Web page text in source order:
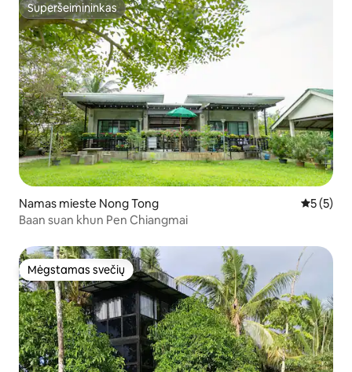
Superšeimininkas
Superšeimininkas
Namas mieste Nong Tong Vidutinis
5 (5)
Baan suan khun Pen Chiangmai
Mėgstamas svečių
Mėgstamas svečių